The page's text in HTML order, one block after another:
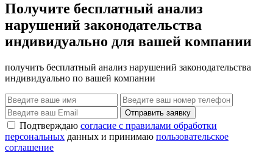
Получите бесплатный анализ
нарушений законодательства
индивидуально для вашей компании
получить бесплатный анализ нарушений законодательства
индивидуально по вашей компании
Отправить заявку
Подтверждаю согласие с правилами обработки
персональных данных и принимаю пользовательское
соглашение